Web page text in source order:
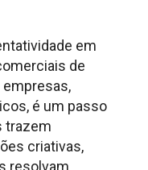
em
de
empresas,
é um passo
trazem
criativas,